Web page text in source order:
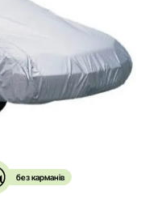
без карманів